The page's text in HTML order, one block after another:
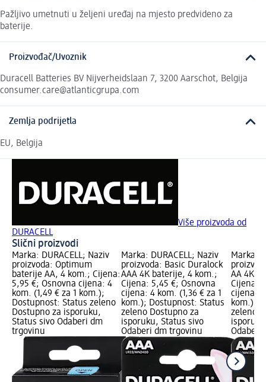
Pažljivo umetnuti u željeni uređaj na mjesto predvideno za
baterije.
Proizvođač/Uvoznik
Duracell Batteries BV Nijverheidslaan 7, 3200 Aarschot, Belgija
consumer.care@atlanticgrupa.com
Zemlja podrijetla
EU, Belgija
Više proizvoda od
DURACELL
Slični proizvodi
Marka: DURACELL; Naziv
proizvoda: Optimum
baterije AA, 4 kom.; Cijena:
5,95 €; Osnovna cijena: 4
kom. (1,49 € za 1 kom.);
Dostupnost: Status zeleno
Dostupno za isporuku,
Status sivo Odaberi dm
trgovinu
Marka: DURACELL; Naziv
proizvoda: Basic Duralock
AAA 4K baterije, 4 kom.;
Cijena: 5,45 €; Osnovna
cijena: 4 kom. (1,36 € za 1
kom.); Dostupnost: Status
zeleno Dostupno za
isporuku, Status sivo
Odaberi dm trgovinu
Marka:
AA 4K
Cijena:
cijena: 4
kom.);
zeleno
Odaberi